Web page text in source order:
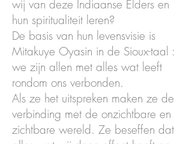
wij van deze Indiaanse Elders en
hun spiritualiteit leren?
De basis van hun levensvisie is
Mitakuye Oyasin in de Sioux-taal :
we zijn allen met alles wat leeft
rondom ons verbonden.
Als ze het uitspreken maken ze de
verbinding met de onzichtbare en
zichtbare wereld. Ze beseffen dat